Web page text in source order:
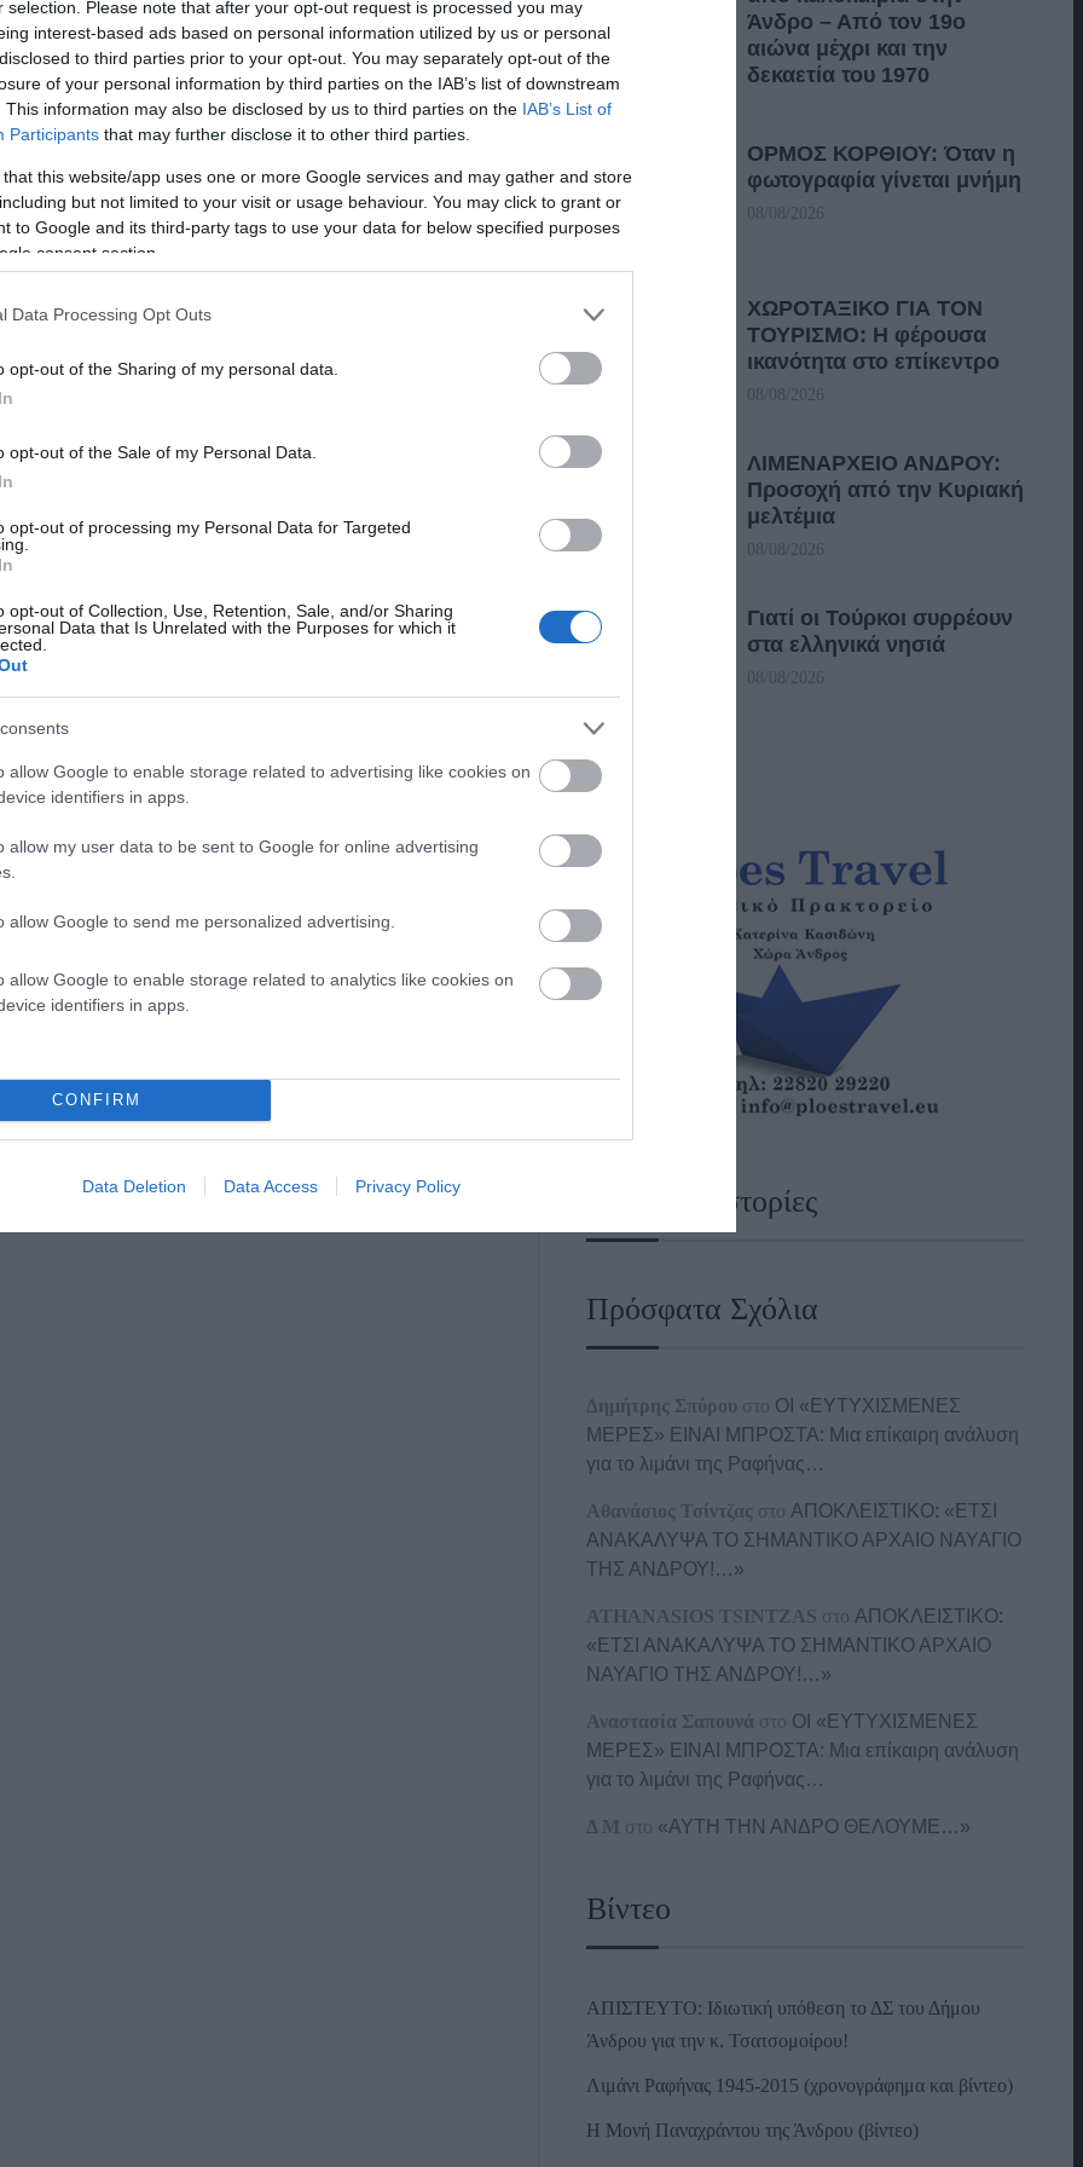
selection. Please note that after your opt-out request is processed you may
interest-based ads based on personal information utilized by us or personal
to third parties prior to your opt-out. You may separately opt-out of the
of your personal information by third parties on the IAB’s list of downstream
This information may also be disclosed by us to third parties on the IAB’s List of
Participants that may further disclose it to other third parties.
that this website/app uses one or more Google services and may gather and store
but not limited to your visit or usage behaviour. You may click to grant or
to Google and its third-party tags to use your data for below specified purposes
consent section.
Data Processing Opt Outs
opt-out of the Sharing of my personal data.
opt-out of the Sale of my Personal Data.
opt-out of processing my Personal Data for Targeted
opt-out of Collection, Use, Retention, Sale, and/or Sharing
Data that Is Unrelated with the Purposes for which it
allow Google to enable storage related to advertising like cookies on
identifiers in apps.
allow my user data to be sent to Google for online advertising
allow Google to send me personalized advertising.
allow Google to enable storage related to analytics like cookies on
identifiers in apps.
CONFIRM
Data Deletion Data Access Privacy Policy
νερού και την ολονύκτιο ηχορύπανση του Ναυτικού
και τον Νειμποριό. Κι έτσι δεν θα μας ενοχλεί
τον πλοηγό για την επόμενη φορά που θα σχολιάσω.
Άνδρο – Από τον 19ο
αιώνα μέχρι και την
δεκαετία του 1970
08/08/2026
ΟΡΜΟΣ ΚΟΡΘΙΟΥ: Όταν η
φωτογραφία γίνεται μνήμη
08/08/2026
ΧΩΡΟΤΑΞΙΚΟ ΓΙΑ ΤΟΝ
ΤΟΥΡΙΣΜΟ: Η φέρουσα
ικανότητα στο επίκεντρο
08/08/2026
ΛΙΜΕΝΑΡΧΕΙΟ ΑΝΔΡΟΥ:
Προσοχή από την Κυριακή
μελτέμια
08/08/2026
Γιατί οι Τούρκοι συρρέουν
στα ελληνικά νησιά
08/08/2026
Ναυτικές Ιστορίες
Πρόσφατα Σχόλια
Δημήτρης Σπύρου στο ΟΙ «ΕΥΤΥΧΙΣΜΕΝΕΣ
ΜΕΡΕΣ» ΕΙΝΑΙ ΜΠΡΟΣΤΑ: Μια επίκαιρη ανάλυση
για το λιμάνι της Ραφήνας…
Αθανάσιος Τσίντζας στο ΑΠΟΚΛΕΙΣΤΙΚΟ: «ΕΤΣΙ
ΑΝΑΚΑΛΥΨΑ ΤΟ ΣΗΜΑΝΤΙΚΟ ΑΡΧΑΙΟ ΝΑΥΑΓΙΟ
ΤΗΣ ΑΝΔΡΟΥ!…»
ATHANASIOS TSINTZAS στο ΑΠΟΚΛΕΙΣΤΙΚΟ:
«ΕΤΣΙ ΑΝΑΚΑΛΥΨΑ ΤΟ ΣΗΜΑΝΤΙΚΟ ΑΡΧΑΙΟ
ΝΑΥΑΓΙΟ ΤΗΣ ΑΝΔΡΟΥ!…»
Αναστασία Σαπουνά στο ΟΙ «ΕΥΤΥΧΙΣΜΕΝΕΣ
ΜΕΡΕΣ» ΕΙΝΑΙ ΜΠΡΟΣΤΑ: Μια επίκαιρη ανάλυση
για το λιμάνι της Ραφήνας…
Δ Μ στο «ΑΥΤΗ ΤΗΝ ΑΝΔΡΟ ΘΕΛΟΥΜΕ…»
Βίντεο
ΑΠΙΣΤΕΥΤΟ: Ιδιωτική υπόθεση το ΔΣ του Δήμου
Άνδρου για την κ. Τσατσομοίρου!
Λιμάνι Ραφήνας 1945-2015 (χρονογράφημα και βίντεο)
Η Μονή Παναχράντου της Άνδρου (βίντεο)